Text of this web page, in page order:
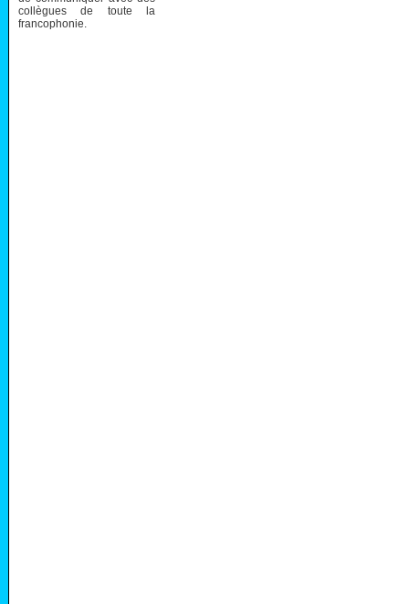
collègues de toute la
francophonie.